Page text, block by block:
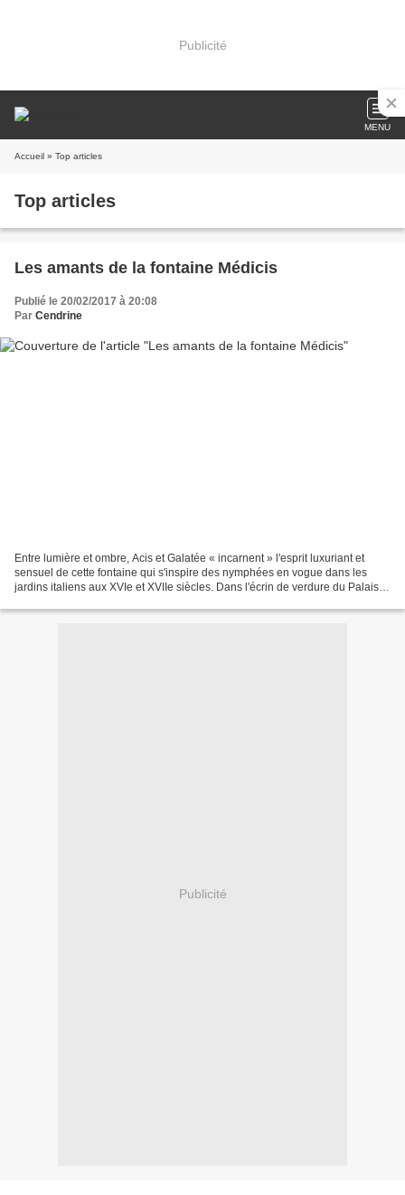
Publicité
MENU
Accueil » Top articles
Top articles
Les amants de la fontaine Médicis
Publié le 20/02/2017 à 20:08
Par Cendrine
Entre lumière et ombre, Acis et Galatée « incarnent » l'esprit luxuriant et
sensuel de cette fontaine qui s'inspire des nymphées en vogue dans les
jardins italiens aux XVIe et XVIIe siècles. Dans l'écrin de verdure du Palais
Publicité